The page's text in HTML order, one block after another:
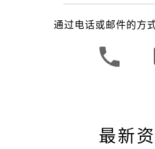
通过电话或邮件的方
最新